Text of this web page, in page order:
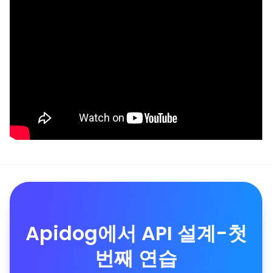
Apidog에서 API 설계-첫
번째 연습